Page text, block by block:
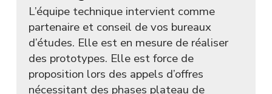
L’équipe technique intervient comme
partenaire et conseil de vos bureaux
d’études. Elle est en mesure de réaliser
des prototypes. Elle est force de
proposition lors des appels d’offres
nécessitant des phases plateau de